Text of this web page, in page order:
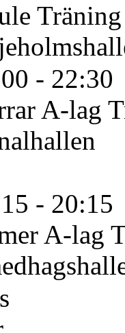
Träning
- 22:30
A-lag
- 20:15
A-lag